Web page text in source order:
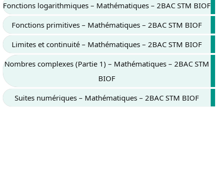
Fonctions logarithmiques – Mathématiques – 2BAC STM BIOF
Fonctions primitives – Mathématiques – 2BAC STM BIOF
Limites et continuité – Mathématiques – 2BAC STM BIOF
Nombres complexes (Partie 1) – Mathématiques – 2BAC STM
BIOF
Suites numériques – Mathématiques – 2BAC STM BIOF